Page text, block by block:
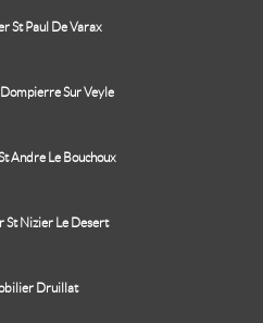
St Paul De Varax
Sur Veyle
Andre Le Bouchoux
St Nizier Le Desert
Druillat